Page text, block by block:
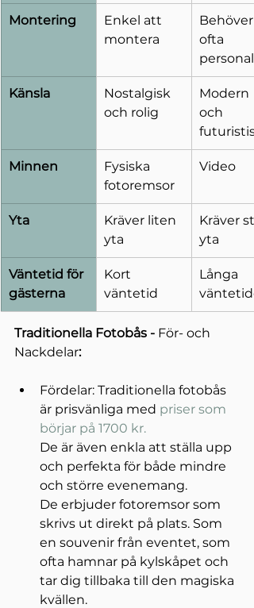
Montering
Enkel att
montera
Behöver
ofta
personal
Känsla
Nostalgisk
och rolig
Modern
och
Minnen
Fysiska
fotoremsor
Video
Yta
Kräver liten
yta
Kräver
yta
Väntetid för
gästerna
Kort
väntetid
Långa
Traditionella Fotobås - För- och
Nackdelar:
Fördelar: Traditionella fotobås
är prisvänliga med priser som
börjar på 1700 kr.
De är även enkla att ställa upp
och perfekta för både mindre
och större evenemang.
De erbjuder fotoremsor som
skrivs ut direkt på plats. Som
en souvenir från eventet, som
ofta hamnar på kylskåpet och
tar dig tillbaka till den magiska
kvällen.